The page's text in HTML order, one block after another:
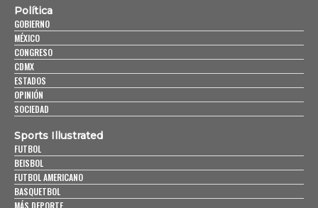
Política
GOBIERNO
MÉXICO
CONGRESO
CDMX
ESTADOS
OPINIÓN
SOCIEDAD
Sports Illustrated
FUTBOL
BEISBOL
FUTBOL AMERICANO
BASQUETBOL